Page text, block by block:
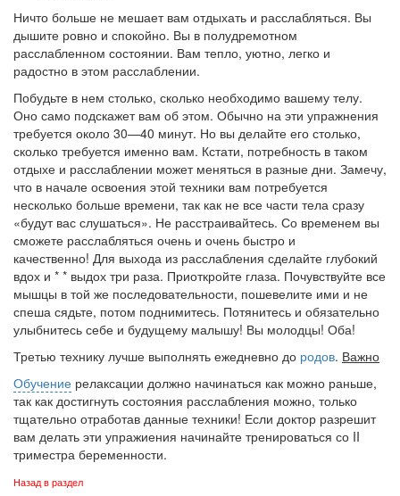
Ничто больше не мешает вам отдыхать и расслабляться. Вы
дышите ровно и спокойно. Вы в полудремотном
расслабленном состоянии. Вам тепло, уютно, легко и
радостно в этом расслаб­лении.
Побудьте в нем столько, сколько необходимо вашему телу.
Оно само подскажет вам об этом. Обычно на эти упражнения
требуется около 30—40 минут. Но вы делайте его столько,
сколь­ко требуется именно вам. Кстати, потребность в таком
отдыхе и расслаблении может меняться в разные дни. Замечу,
что в начале освоения этой техники вам потребуется
несколько больше вре­мени, так как не все части тела сразу
«будут вас слушаться». Не расстраивайтесь. Со временем вы
сможете расслабляться очень и очень быстро и
качественно! Для выхода из расслабления сделайте глубокий
вдох и * * выдох три раза. Приоткройте глаза. Почувствуйте все
мышцы в той же последовательности, пошевелите ими и не
спеша сядьте, потом поднимитесь. Потянитесь и обязательно
улыбнитесь себе и будущему малышу! Вы молодцы! Оба!
Третью технику лучше выполнять ежедневно до родов. Важно
Обучение релаксации должно начинаться как можно раньше,
так как достигнуть состояния расслабления можно, только
тщательно отработав данные техники! Если доктор разрешит
вам делать эти упражиения на­чинайте тренироваться со II
триместра беременности.
Назад в раздел